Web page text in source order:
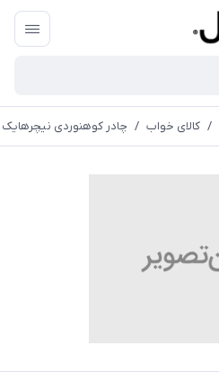
/ کالای خواب / چادر کوهنوردی نیچرهایک